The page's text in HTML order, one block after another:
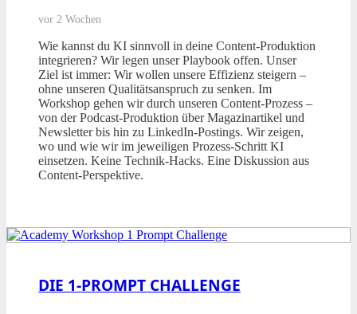
vor 2 Wochen
Wie kannst du KI sinnvoll in deine Content-Produktion
integrieren? Wir legen unser Playbook offen. Unser
Ziel ist immer: Wir wollen unsere Effizienz steigern –
ohne unseren Qualitätsanspruch zu senken. Im
Workshop gehen wir durch unseren Content-Prozess –
von der Podcast-Produktion über Magazinartikel und
Newsletter bis hin zu LinkedIn-Postings. Wir zeigen,
wo und wie wir im jeweiligen Prozess-Schritt KI
einsetzen. Keine Technik-Hacks. Eine Diskussion aus
Content-Perspektive.
DIE 1-PROMPT CHALLENGE